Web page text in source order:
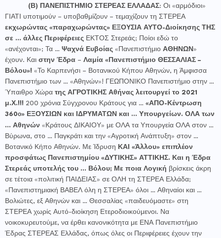
(Β)
ΠΑΝΕΠΙΣΤΗΜΙΟ ΣΤΕΡΕΑΣ ΕΛΛΑΔΑΣ: Οι «αρμόδιοι»
ΓΙΑΤΙ υποτιμούν – υποβαθμίζουν – τεμαχίζουν τη ΣΤΕΡΕΑ
εκχωρώντας «παραχωρώντας» ΕΞΟΥΣΙΑ ΑΥΤΟ-Διοίκησης ΤΗΣ
σε … άλλες Περιφέρειες ΕΚΤΟΣ Στερεάς; Ποίοι εδώ το
«ανέχονται»; Τα … Ψαχνά Ευβοίας «Πανεπιστήμιο ΑΘΗΝΩΝ»
έχουν. Και στην Έδρα – Λαμία «Πανεπιστήμιο ΘΕΣΣΑΛΙΑΣ –
Βόλου»! «Το Καρπενήσι – Βοτανικού Κήπου Αθηνών, η Άμφισσα
Πανεπιστήμιο των … «Αθηνών»! ΓΕΩΠΟΝΙΚΟ Πανεπιστήμιο στην …
Ύπαιθρο Χώρα της ΑΓΡΟΤΙΚΗΣ Αθήνας λειτουργεί το 2021
μ.Χ.!!! 200 χρόνια Σύγχρονου Κράτους για … «ΑΠΟ-Κέντρωση
360ο» ΕΞΟΥΣΙΩΝ και ΙΔΡΥΜΑΤΩΝ και … Υπουργείων. ΟΛΑ των
… Αθηνών «Κράτους ΔΙΚΑΙΟΥ» με ΟΛΑ τα Υπουργεία ΟΛΑ στον …
Βύρωνα, στο … Παγκράτι και την «Αγροτική Ανάπτυξη» στον …
Βοτανικό Κήπο Αθηνών. Με Ίδρυση
ΚΑΙ «Άλλου» επιπλέον
προσφάτως Πανεπιστημίου «ΔΥΤΙΚΗΣ» ΑΤΤΙΚΗΣ. Και η Έδρα
Στερεάς υποτελής του … Βόλου; Με ποια Λογική βρίσκεις άκρη
σε τέτοια «πολιτική ΠΑΙΔΕΙΑΣ» σε ΟΛΗ τη ΣΤΕΡΕΑ Ελλάδα;
«Πανεπιστημιακή ΒΑΒΕΛ όλη η ΣΤΕΡΕΑ» όλοι … Αθηναίοι και …
Βολιώτες, εξ Αθηνών και … Θεσσαλίας «παιδευόμαστε» στη
ΣΤΕΡΕΑ χωρίς Αυτό-διοίκηση Ετεροδιοικούμενοι. Να
νοικοκυρευτούμε, να έρθει κανονικότητα με ΕΝΑ Πανεπιστήμιο
Έδρας ΣΤΕΡΕΑΣ Ελλάδας, όπως όλες οι Περιφέρειες έχουν την